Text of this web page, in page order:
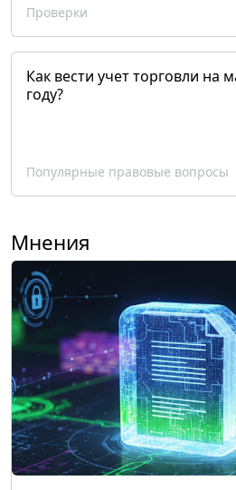
Проверки
Как вести учет торговли на
году?
Популярные правовые вопросы
Мнения